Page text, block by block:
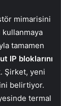
mimarisini
kullanmaya
tamamen
IP bloklarını
Şirket, yeni
belirtiyor.
termal